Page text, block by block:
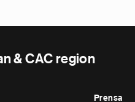
& CAC region
Prensa